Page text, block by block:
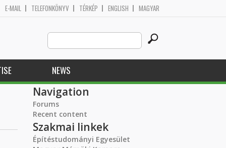
E-MAIL TELEFONKÖNYV TÉRKÉP ENGLISH MAGYAR
Search
this
site
NEWS
Navigation
Forums
Recent content
Szakmai linkek
Építéstudományi Egyesület